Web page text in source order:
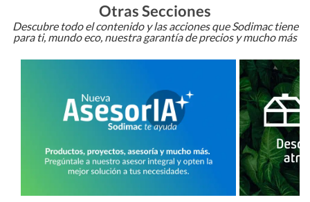
Otras Secciones
Descubre todo el contenido y las acciones que Sodimac tiene
para ti, mundo eco, nuestra garantía de precios y mucho más